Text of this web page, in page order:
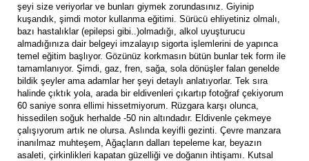
şeyi size veriyorlar ve bunları giymek zorundasınız. Giyinip
kuşandık, şimdi motor kullanma eğitimi. Sürücü ehliyetiniz olmalı,
bazı hastalıklar (epilepsi gibi..)olmadığı, alkol uyuşturucu
almadığınıza dair belgeyi imzalayıp sigorta işlemlerini de yapınca
temel eğitim başlıyor. Gözünüz korkmasın bütün bunlar tek form ile
tamamlanıyor. Şimdi, gaz, fren, sağa, sola dönüşler falan genelde
bildik şeyler ama adamlar her şeyi detaylı anlatıyorlar. Tek sıra
halinde çıktık yola, arada bir eldivenleri çıkartıp fotoğraf çekiyorum
60 saniye sonra ellimi hissetmiyorum. Rüzgara karşı olunca,
hissedilen soğuk herhalde -50 nin altındadır. Eldivenle çekmeye
çalışıyorum artık ne olursa. Aslında keyifli gezinti. Çevre manzara
inanılmaz muhteşem, Ağaçların dalları tepeleme kar, beyazın
asaleti, çirkinlikleri kapatan güzelliği ve doğanın ihtişamı. Kutsal